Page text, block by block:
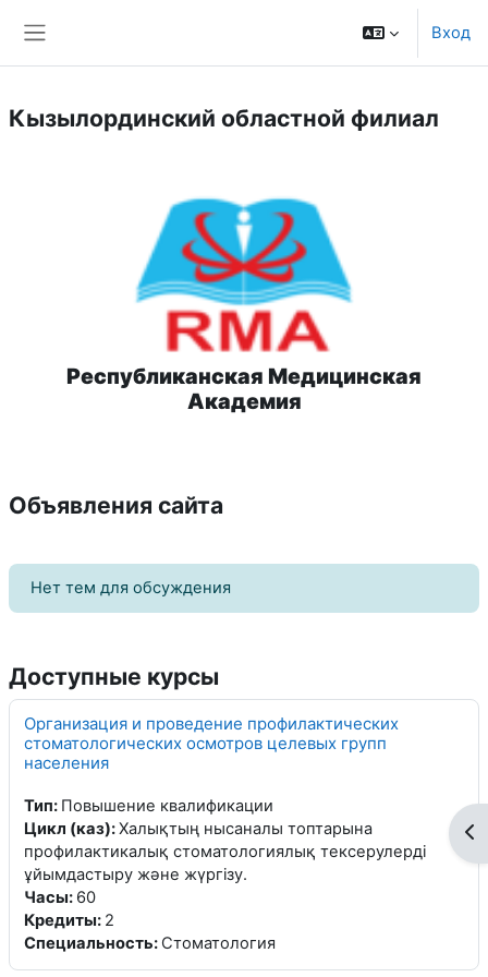
Вход
Кызылординский областной филиал
Республиканская Медицинская
Академия
Объявления сайта
Нет тем для обсуждения
Доступные курсы
Организация и проведение профилактических
стоматологических осмотров целевых групп
населения
Тип: Повышение квалификации
Цикл (каз):Халықтың нысаналы топтарына
профилактикалық стоматологиялық тексерулерді
ұйымдастыру және жүргізу.
Часы: 60
Кредиты: 2
Специальность: Стоматология